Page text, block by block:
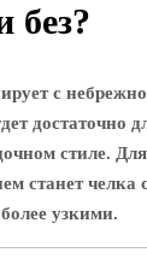
без?
с
достаточно
стиле.
станет челка
узкими.